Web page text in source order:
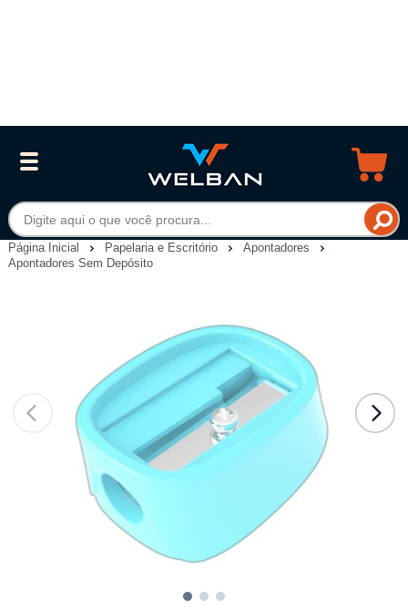
Página Inicial Papelaria e Escritório
Apontadores
Apontadores Sem Depósito